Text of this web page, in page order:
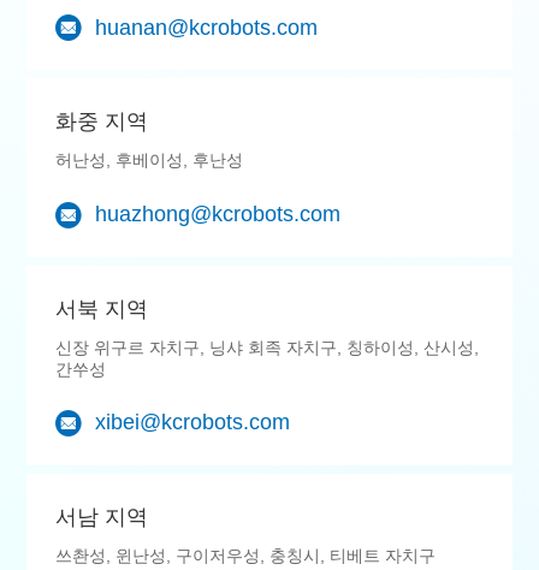
huanan@kcrobots.com
화중 지역
허난성, 후베이성, 후난성
huazhong@kcrobots.com
서북 지역
신장 위구르 자치구, 닝샤 회족 자치구, 칭하이성, 산시성,
간쑤성
xibei@kcrobots.com
서남 지역
쓰촨성, 윈난성, 구이저우성, 충칭시, 티베트 자치구